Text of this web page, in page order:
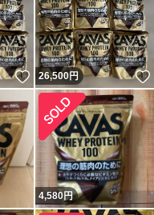
いいね！
26,500円
4,580円